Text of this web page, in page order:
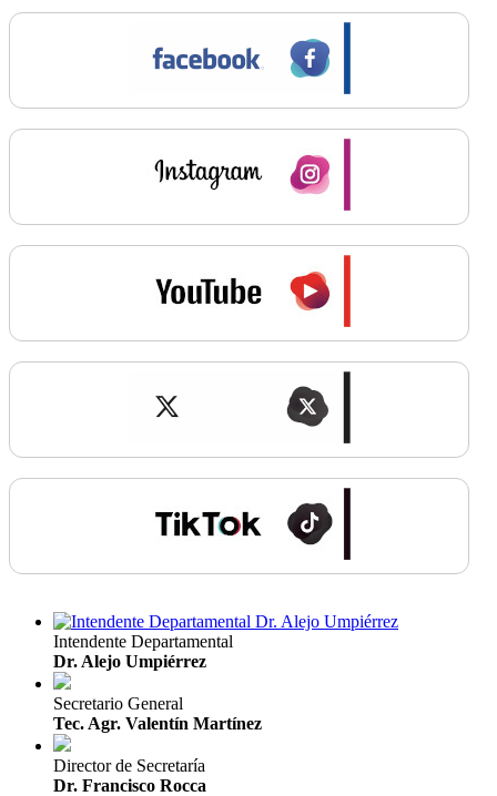
Intendente Departamental
Dr. Alejo Umpiérrez
Secretario General
Tec. Agr. Valentín Martínez
Director de Secretaría
Dr. Francisco Rocca